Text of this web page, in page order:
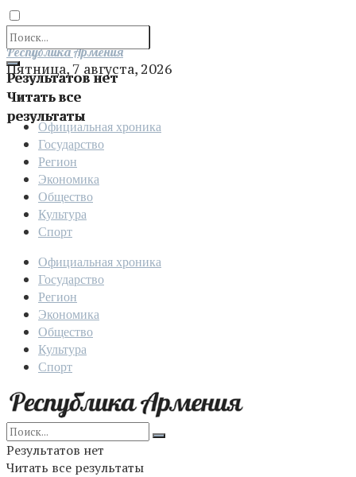
Результатов нет
Читать все
результаты
Отправить
Республика Армения
Пятница, 7 августа, 2026
Официальная хроника
Государство
Регион
Экономика
Общество
Культура
Спорт
Официальная хроника
Государство
Регион
Экономика
Общество
Культура
Спорт
Результатов нет
Читать все результаты